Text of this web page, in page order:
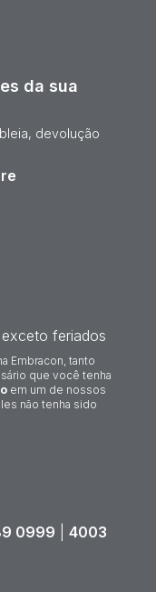
da sua
devolução
feriados
Embracon, tanto
que você tenha
em um de nossos
não tenha sido
0999
4003